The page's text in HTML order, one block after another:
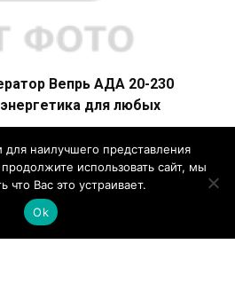
Вепрь АДА 20-230
для любых
Вепрь АДА 20-230 ТЯ
надежное и мощное
наилучшего представления
использовать сайт, мы
что Вас это устраивает.
Ok